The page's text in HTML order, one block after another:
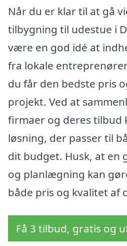
Når du er klar til at gå
tilbygning til udestue i
være en god idé at
fra lokale
du får den bedste pris
projekt. Ved at
firmaer og deres tilbud
løsning, der passer til
dit budget. Husk, at en
og planlægning kan
både pris og kvalitet af
Få 3 tilbud, gratis og